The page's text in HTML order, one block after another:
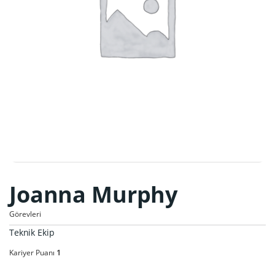
Joanna Murphy
Görevleri
Teknik Ekip
Kariyer Puanı 1